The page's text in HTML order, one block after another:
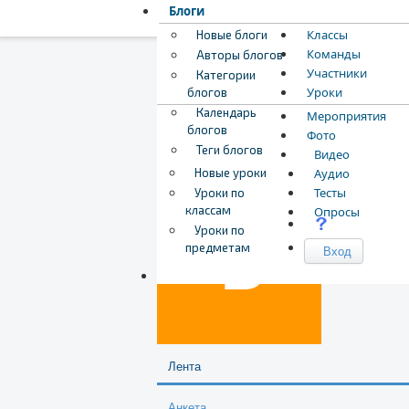
Блоги
Новые блоги
Авторы блогов
Категории
блогов
Календарь
блогов
Теги блогов
Классы
Команды
Участники
Уроки
Новые уроки
Уроки по
классам
Уроки по
предметам
Мероприятия
Фото
Видео
Аудио
Тесты
Опросы
Вход
Загрузка обложки... Перетащите
Bora
Лента